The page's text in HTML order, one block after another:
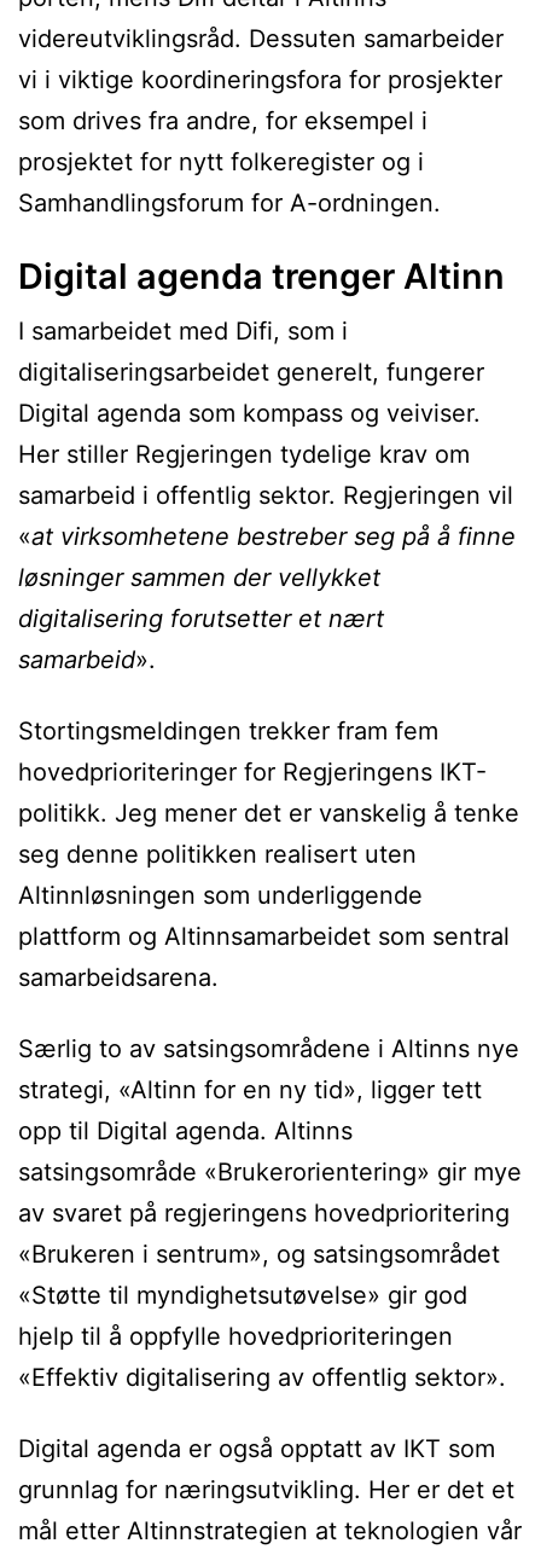
videreutviklingsråd. Dessuten samarbeider
vi i viktige koordineringsfora for prosjekter
som drives fra andre, for eksempel i
prosjektet for nytt folkeregister og i
Samhandlingsforum for A-ordningen.
Digital agenda trenger Altinn
I samarbeidet med Difi, som i
digitaliseringsarbeidet generelt, fungerer
Digital agenda som kompass og veiviser.
Her stiller Regjeringen tydelige krav om
samarbeid i offentlig sektor. Regjeringen vil
«at virksomhetene bestreber seg på å finne
løsninger sammen der vellykket
digitalisering forutsetter et nært
samarbeid».
Stortingsmeldingen trekker fram fem
hovedprioriteringer for Regjeringens IKT-
politikk. Jeg mener det er vanskelig å tenke
seg denne politikken realisert uten
Altinnløsningen som underliggende
plattform og Altinnsamarbeidet som sentral
samarbeidsarena.
Særlig to av satsingsområdene i Altinns nye
strategi, «Altinn for en ny tid», ligger tett
opp til Digital agenda. Altinns
satsingsområde «Brukerorientering» gir mye
av svaret på regjeringens hovedprioritering
«Brukeren i sentrum», og satsingsområdet
«Støtte til myndighetsutøvelse» gir god
hjelp til å oppfylle hovedprioriteringen
«Effektiv digitalisering av offentlig sektor».
Digital agenda er også opptatt av IKT som
grunnlag for næringsutvikling. Her er det et
mål etter Altinnstrategien at teknologien vår